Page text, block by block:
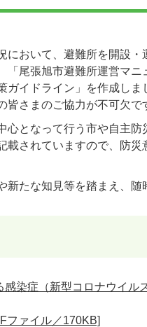
において、避難所を開設
「尾張旭市避難所運営マ
イドライン」を作成しま
さまのご協力が不可欠で
心となって行う市や自主
されていますので、防災
たな知見等を踏まえ、随
感染症（新型コロナウイル
ファイル／170KB]